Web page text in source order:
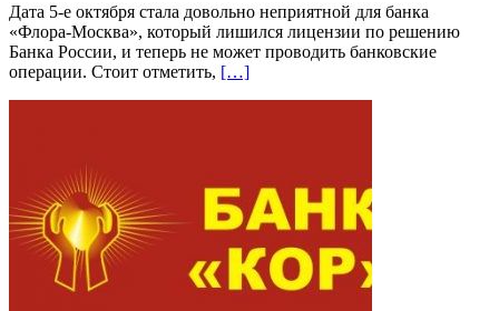
Дата 5-е октября стала довольно неприятной для банка
«Флора-Москва», который лишился лицензии по решению
Банка России, и теперь не может проводить банковские
операции. Стоит отметить, […]